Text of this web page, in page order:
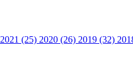
2021 (25) 2020 (26) 2019 (32)